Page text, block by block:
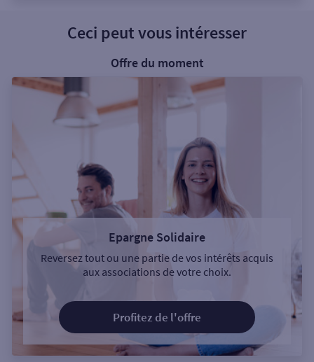
Ceci peut vous intéresser
Offre du moment
Epargne Solidaire
Reversez tout ou une partie de vos intérêts acquis
aux associations de votre choix.
Profitez de l'offre